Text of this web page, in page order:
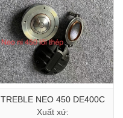
TREBLE NEO 450 DE400C
Xuất xứ: